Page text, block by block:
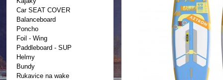
Car SEAT COVER
Balanceboard
Poncho
Foil - Wing
Paddleboard - SUP
Helmy
Bundy
Rukavice na wake